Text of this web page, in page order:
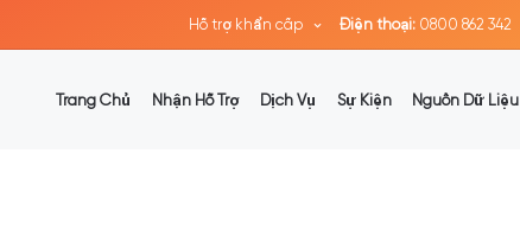
Hỗ trợ khẩn cấp Điện thoại: 0800 862 342
Trang Chủ Nhận Hỗ Trợ Dịch Vụ Sự Kiện Nguồn Dữ Liệu